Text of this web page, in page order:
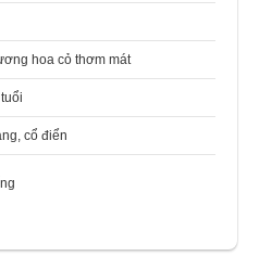
hoa cỏ thơm mát
cổ điển